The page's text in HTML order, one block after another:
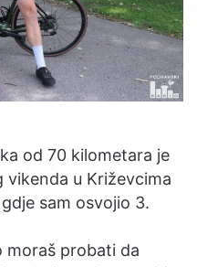
od 70 kilometara je
vikenda u Križevcima
sam osvojio 3.
moraš probati da